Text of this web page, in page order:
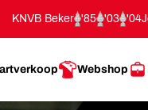
KNVB Beker '85 '03 '04
Webshop